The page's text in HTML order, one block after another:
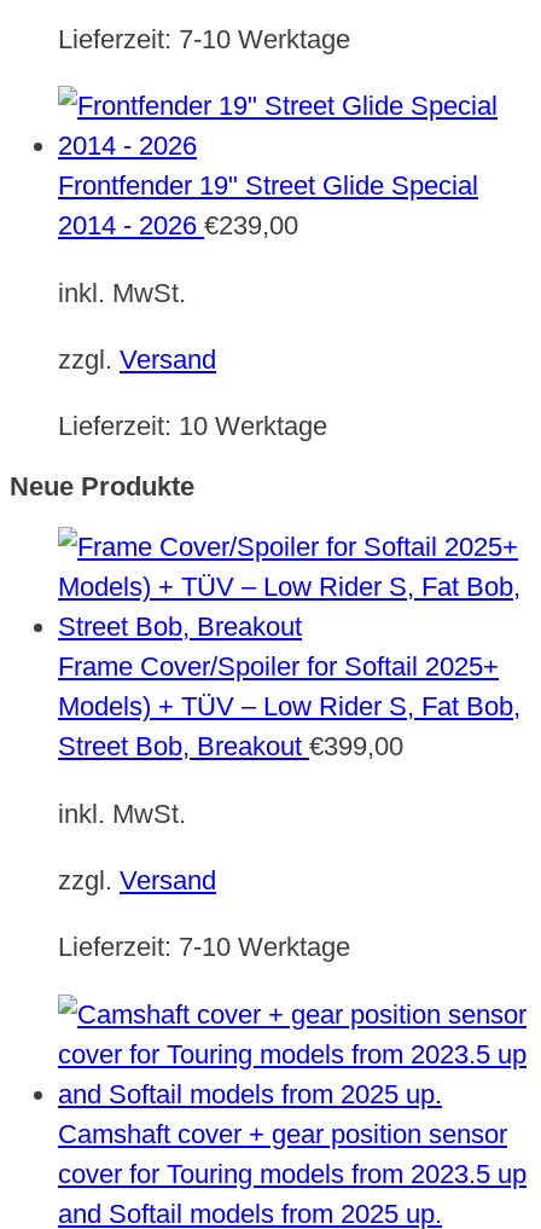
Lieferzeit: 7-10 Werktage
Frontfender 19" Street Glide Special
2014 - 2026 €239,00
inkl. MwSt.
zzgl. Versand
Lieferzeit: 10 Werktage
Neue Produkte
Frame Cover/Spoiler for Softail 2025+
Models) + TÜV – Low Rider S, Fat Bob,
Street Bob, Breakout €399,00
inkl. MwSt.
zzgl. Versand
Lieferzeit: 7-10 Werktage
Camshaft cover + gear position sensor
cover for Touring models from 2023.5 up
and Softail models from 2025 up.